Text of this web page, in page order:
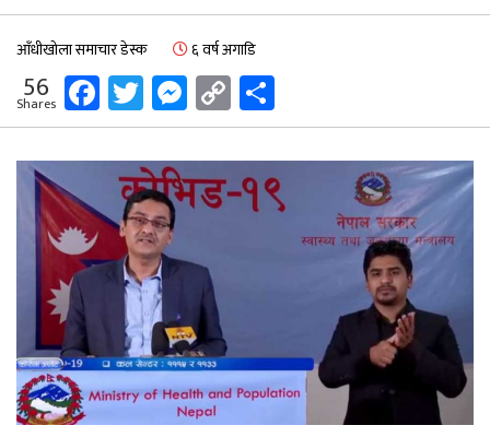
आँधीखोला समाचार डेस्क ६ वर्ष अगाडि
56
Shares Facebook
Twitter
Messenger
Copy
Link